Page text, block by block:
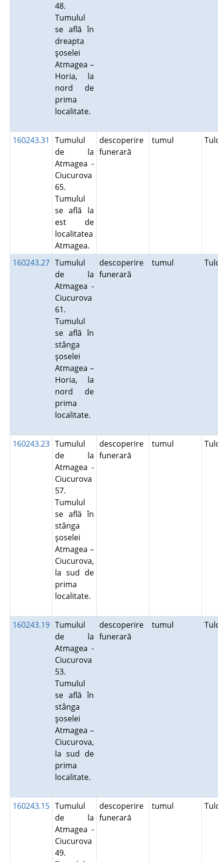
48.
Tumulul
se află în
dreapta
şoselei
Atmagea –
Horia, la
nord de
prima
localitate.
160243.31
Tumulul
de la
Atmagea -
Ciucurova
65.
Tumulul
se află la
est de
localitatea
Atmagea.
descoperire
funerară
tumul
160243.27 Tumulul
de la
Atmagea -
Ciucurova
61.
Tumulul
se află în
stânga
şoselei
Atmagea –
Horia, la
nord de
prima
localitate.
descoperire
funerară
tumul
160243.23 Tumulul
de la
Atmagea -
Ciucurova
57.
Tumulul
se află în
stânga
şoselei
Atmagea –
Ciucurova,
la sud de
prima
localitate.
descoperire
funerară
tumul
160243.19 Tumulul
de la
Atmagea -
Ciucurova
53.
Tumulul
se află în
stânga
şoselei
Atmagea –
Ciucurova,
la sud de
prima
localitate.
descoperire
funerară
tumul
160243.15 Tumulul
de la
Atmagea -
Ciucurova
49.
descoperire
funerară
tumul